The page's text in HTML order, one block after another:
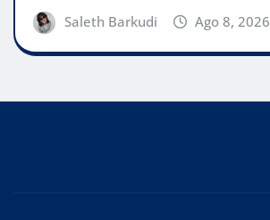
Saleth Barkudi Ago 8, 2026